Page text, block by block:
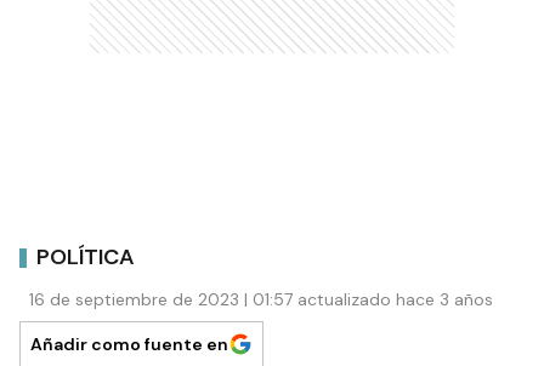
POLÍTICA
16 de septiembre de 2023 | 01:57 actualizado hace 3 años
Añadir como fuente en